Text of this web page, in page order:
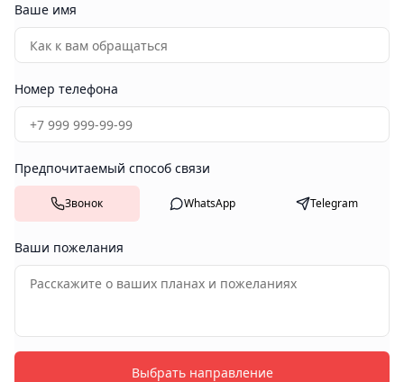
Ваше имя
Номер телефона
Предпочитаемый способ связи
Звонок WhatsApp Telegram
Ваши пожелания
Выбрать направление